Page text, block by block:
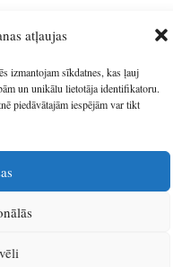
atļaujas
izmantojam sīkdatnes, kas ļauj
un unikālu lietotāja identifikatoru.
piedāvātajām iespējām var tikt
reģions.